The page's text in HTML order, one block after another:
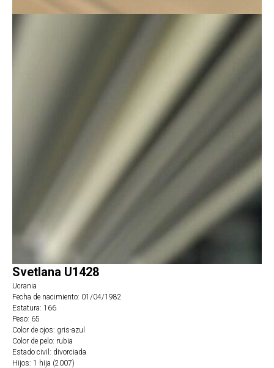
Svetlana U1428
Ucrania
Fecha de nacimiento: 01/04/1982
Estatura: 166
Peso: 65
Color de ojos: gris-azul
Color de pelo: rubia
Estado civil: divorciada
Hijos: 1 hija (2007)